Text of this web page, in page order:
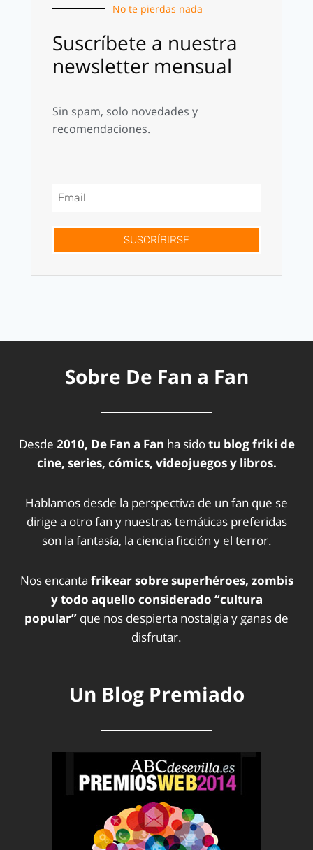
No te pierdas nada
Suscríbete a nuestra
newsletter mensual
Sin spam, solo novedades y
recomendaciones.
SUSCRÍBIRSE
Sobre De Fan a Fan
Desde 2010, De Fan a Fan ha sidotu blog friki de
cine, series, cómics, videojuegos y libros.
Hablamos desde la perspectiva de un fan que se
dirige a otro fan y nuestras temáticas preferidas
son la fantasía, la ciencia ficción y el terror.
Nos encanta frikear sobre superhéroes, zombis
y todo aquello considerado “cultura
popular” que nos despierta nostalgia y ganas de
disfrutar.
Un Blog Premiado